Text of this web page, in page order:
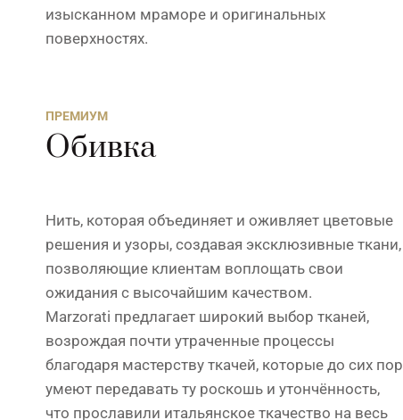
изысканном мраморе и оригинальных
поверхностях.
ПРЕМИУМ
Обивка
Нить, которая объединяет и оживляет цветовые
решения и узоры, создавая эксклюзивные ткани,
позволяющие клиентам воплощать свои
ожидания с высочайшим качеством.
Marzorati предлагает широкий выбор тканей,
возрождая почти утраченные процессы
благодаря мастерству ткачей, которые до сих пор
умеют передавать ту роскошь и утончённость,
что прославили итальянское ткачество на весь